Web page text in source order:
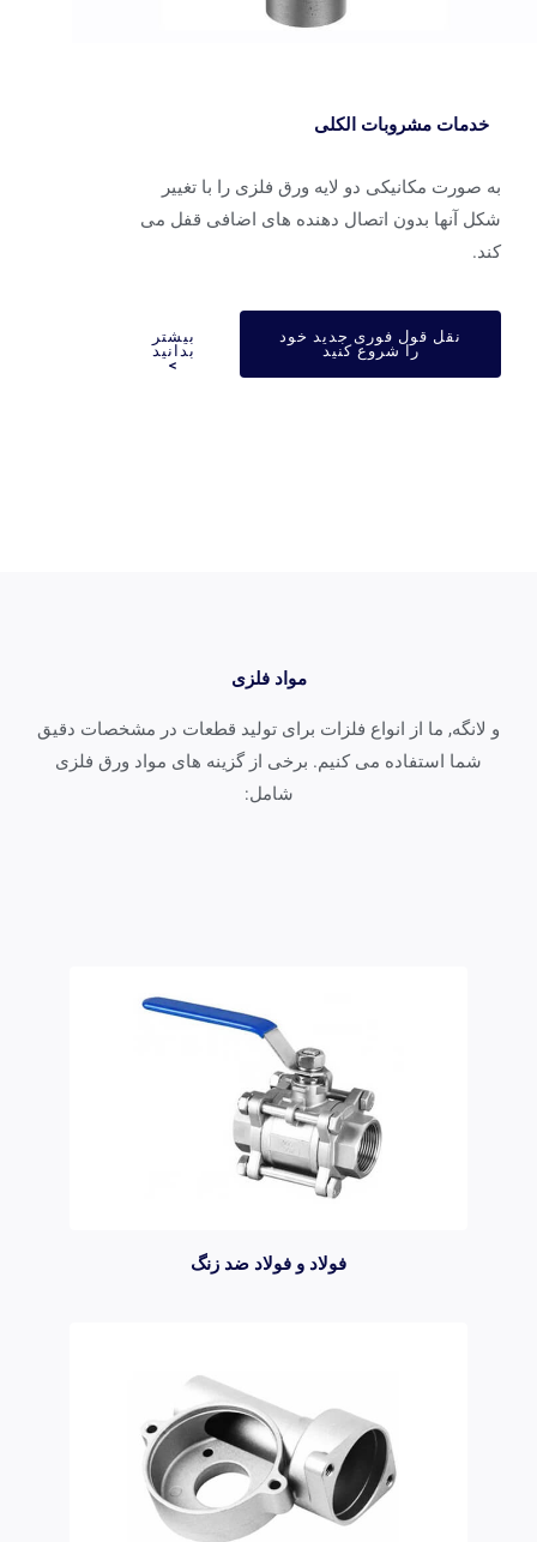
خدمات مشروبات الکلی
صورت مکانیکی دو لایه ورق فلزی را با تغییر
آنها بدون اتصال دهنده های اضافی قفل می
نقل قول فوری جدید خود
را شروع کنید
مواد فلزی
لانگه, ما از انواع فلزات برای تولید قطعات در مشخصات دقیق
شما استفاده می کنیم. برخی از گزینه های مواد ورق فلزی
شامل:
فولاد و فولاد ضد زنگ